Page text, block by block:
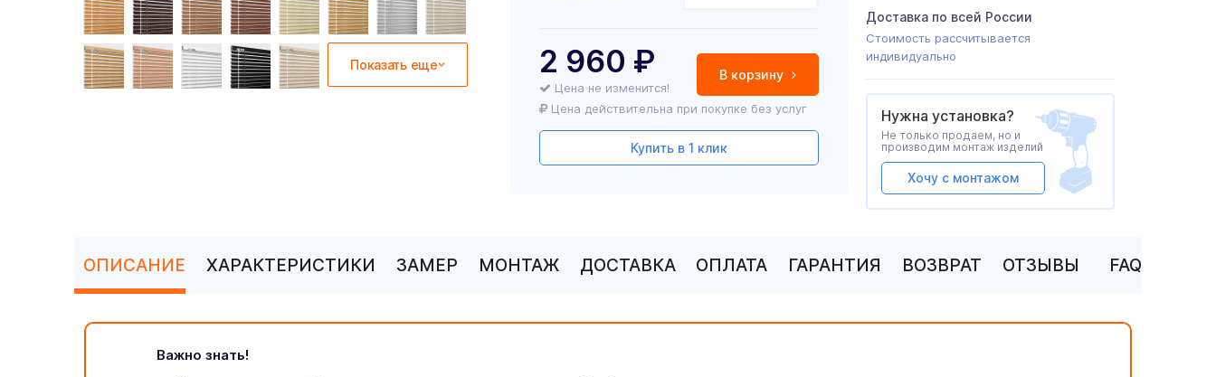
Показать еще
В корзину
2 960 ₽
Цена не изменится!
Цена действительна при покупке без услуг
Купить в 1 клик
Доставка по всей России
Стоимость рассчитывается
индивидуально
Нужна установка?
Не только продаем, но и
производим монтаж изделий
Хочу с монтажом
ОПИСАНИЕ ХАРАКТЕРИСТИКИ ЗАМЕР МОНТАЖ ДОСТАВКА ОПЛАТА ГАРАНТИЯ ВОЗВРАТ ОТЗЫВЫ FAQ
Важно знать!